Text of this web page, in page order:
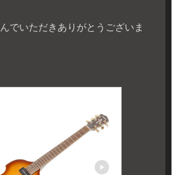
でいただきありがとうございま